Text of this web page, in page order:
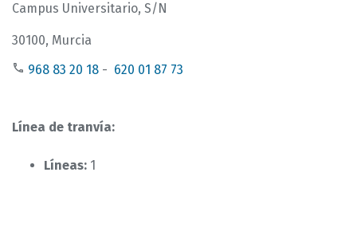
Campus Universitario, S/N
30100, Murcia
968 83 20 18 - 620 01 87 73
Línea de tranvía:
Líneas: 1